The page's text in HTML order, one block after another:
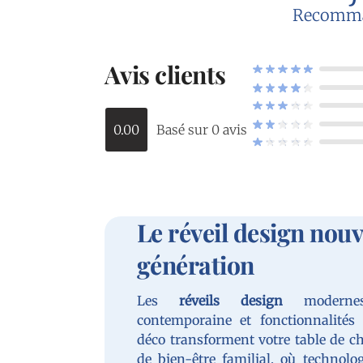
Avis clients
0.00 Basé sur 0 avis
Le réveil design
génération
Les réveils design
contemporaine et fonctionnalités
déco transforment votre table de
de bien-être familial, où